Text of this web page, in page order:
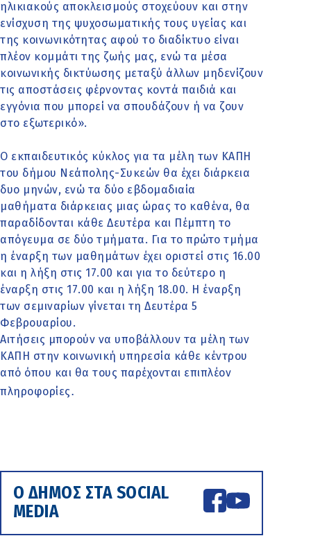
ηλικιακούς αποκλεισμούς στοχεύουν και στην
ενίσχυση της ψυχοσωματικής τους υγείας και
της κοινωνικότητας αφού το διαδίκτυο είναι
πλέον κομμάτι της ζωής μας, ενώ τα μέσα
κοινωνικής δικτύωσης μεταξύ άλλων μηδενίζουν
τις αποστάσεις φέρνοντας κοντά παιδιά και
εγγόνια που μπορεί να σπουδάζουν ή να ζουν
στο εξωτερικό».
Ο εκπαιδευτικός κύκλος για τα μέλη των ΚΑΠΗ
του δήμου Νεάπολης-Συκεών θα έχει διάρκεια
δυο μηνών, ενώ τα δύο εβδομαδιαία
μαθήματα διάρκειας μιας ώρας το καθένα, θα
παραδίδονται κάθε Δευτέρα και Πέμπτη το
απόγευμα σε δύο τμήματα. Για το πρώτο τμήμα
η έναρξη των μαθημάτων έχει οριστεί στις 16.00
και η λήξη στις 17.00 και για το δεύτερο η
έναρξη στις 17.00 και η λήξη 18.00. Η έναρξη
των σεμιναρίων γίνεται τη Δευτέρα 5
Φεβρουαρίου.
Αιτήσεις μπορούν να υποβάλλουν τα μέλη των
ΚΑΠΗ στην κοινωνική υπηρεσία κάθε κέντρου
από όπου και θα τους παρέχονται επιπλέον
πληροφορίες.
Ο ΔΗΜΟΣ ΣΤΑ SOCIAL
MEDIA